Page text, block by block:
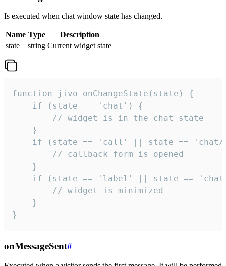
Is executed when chat window state has changed.
Name Type
Description
state
string Current widget state
function jivo_onChangeState(state) {
    if (state == 'chat') {
        // widget is in the chat state
    }
if (state == 'call' || state ==
        // callback form is opened
    }
if (state == 'label' || state ==
        // widget is minimized
    }
}
onMessageSent#